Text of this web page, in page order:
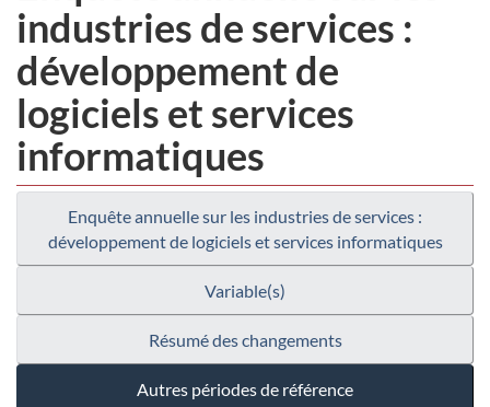
industries de services :
développement de
logiciels et services
informatiques
Enquête annuelle sur les industries de services :
développement de logiciels et services informatiques
Variable(s)
Résumé des changements
Autres périodes de référence